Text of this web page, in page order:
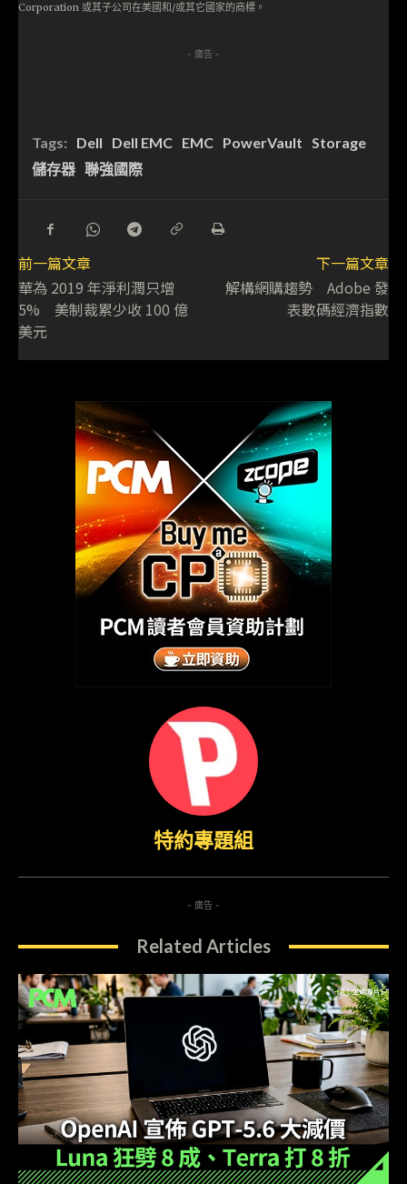
Corporation 或其子公司在美國和/或其它國家的商標。
- 廣告 -
Tags: Dell Dell EMC EMC PowerVault Storage
儲存器 聯強國際
前一篇文章
華為 2019 年淨利潤只增
5% 美制裁累少收 100 億
美元
下一篇文章
解構網購趨勢 Adobe 發
表數碼經濟指數
特約專題組
- 廣告 -
Related Articles